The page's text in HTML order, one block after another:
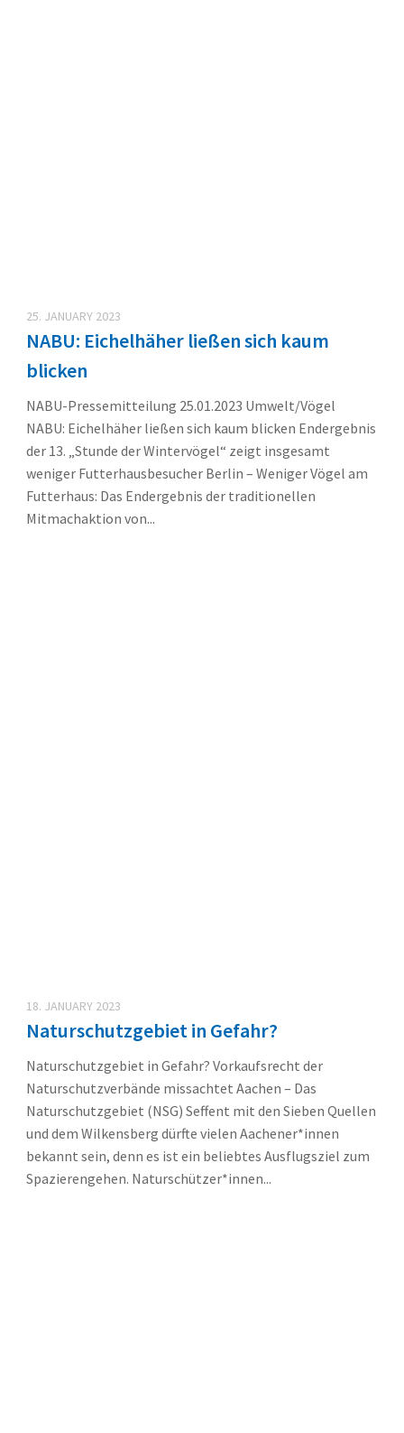
25. JANUARY 2023
NABU: Eichelhäher ließen sich kaum
blicken
NABU-Pressemitteilung 25.01.2023 Umwelt/Vögel
NABU: Eichelhäher ließen sich kaum blicken Endergebnis
der 13. „Stunde der Wintervögel“ zeigt insgesamt
weniger Futterhausbesucher Berlin – Weniger Vögel am
Futterhaus: Das Endergebnis der traditionellen
Mitmachaktion von...
18. JANUARY 2023
Naturschutzgebiet in Gefahr?
Naturschutzgebiet in Gefahr? Vorkaufsrecht der
Naturschutzverbände missachtet Aachen – Das
Naturschutzgebiet (NSG) Seffent mit den Sieben Quellen
und dem Wilkensberg dürfte vielen Aachener*innen
bekannt sein, denn es ist ein beliebtes Ausflugsziel zum
Spazierengehen. Naturschützer*innen...